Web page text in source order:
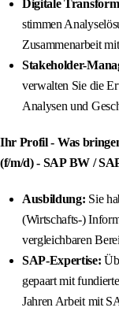
Digitale
stimmen
Zusammenarbeit
Stakeholder-
verwalten Sie die
Analysen und
Ihr Profil - Was
(f/m/d) - SAP BW /
Ausbildung: Sie
(Wirtschafts-)
vergleichbaren
SAP-Expertise:
gepaart mit
Jahren Arbeit mit